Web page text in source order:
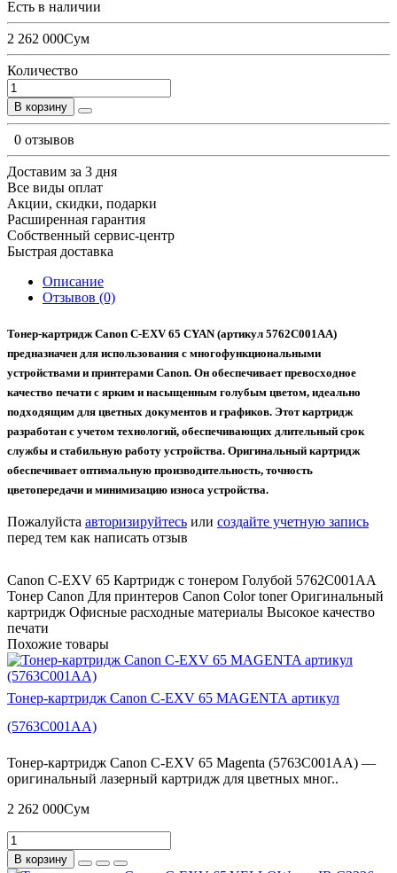
Есть в наличии
2 262 000Сум
Количество
В корзину
0 отзывов
Доставим за 3 дня
Все виды оплат
Акции, скидки, подарки
Расширенная гарантия
Собственный сервис-центр
Быстрая доставка
Описание
Отзывов (0)
Тонер-картридж Canon C-EXV 65 CYAN(артикул 5762C001AA)
предназначен для использования с многофункциональными
устройствами и принтерами Canon. Он обеспечивает превосходное
качество печати с ярким и насыщенным голубым цветом, идеально
подходящим для цветных документов и графиков. Этот картридж
разработан с учетом технологий, обеспечивающих длительный срок
службы и стабильную работу устройства. Оригинальный картридж
обеспечивает оптимальную производительность, точность
цветопередачи и минимизацию износа устройства.
Пожалуйста авторизируйтесь или создайте учетную запись
перед тем как написать отзыв
Canon C-EXV 65 Картридж с тонером Голубой 5762C001AA
Тонер Canon Для принтеров Canon Color toner Оригинальный
картридж Офисные расходные материалы Высокое качество
печати
Похожие товары
Тонер-картридж Canon C-EXV 65 MAGENTA артикул
(5763C001AA)
Тонер-картридж Canon C-EXV 65 Magenta (5763C001AA) —
оригинальный лазерный картридж для цветных мног..
2 262 000Сум
В корзину